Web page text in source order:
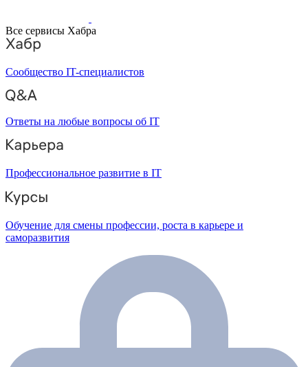
Все сервисы Хабра
Сообщество IT-специалистов
Ответы на любые вопросы об IT
Профессиональное развитие в IT
Обучение для смены профессии, роста в карьере и
саморазвития